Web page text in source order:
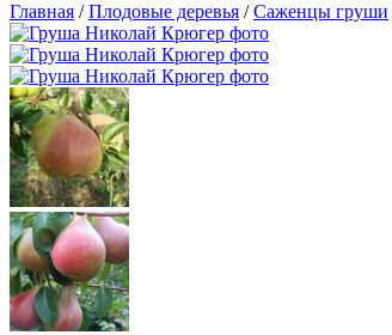
Главная /Плодовые деревья /Саженцы груши